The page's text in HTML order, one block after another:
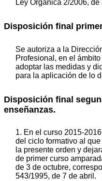
Ley Orgánica 2/2006, de
Disposición final
Se autoriza a la
Profesional, en el
adoptar las medidas y
para la aplicación de lo
Disposición final
enseñanzas.
1. En el curso 2015-
del ciclo formativo al
la presente orden y
de primer curso
de 3 de octubre,
543/1995, de 7 de abril.